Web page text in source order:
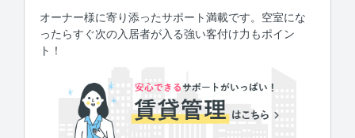
オーナー様に寄り添ったサポート満載です。空室にな
ったらすぐ次の入居者が入る強い客付け力もポイン
ト！